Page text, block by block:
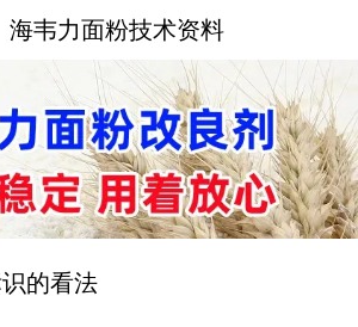
海韦力面粉技术资料
的看法